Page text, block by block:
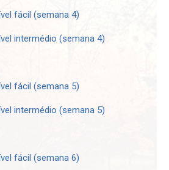
fácil (semana 4)
intermédio (semana 4)
fácil (semana 5)
intermédio (semana 5)
fácil (semana 6)